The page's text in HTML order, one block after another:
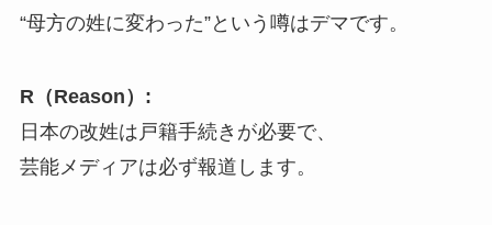
“母方の姓に変わった”という噂はデマです。
R（Reason）:
日本の改姓は戸籍手続きが必要で、
芸能メディアは必ず報道します。